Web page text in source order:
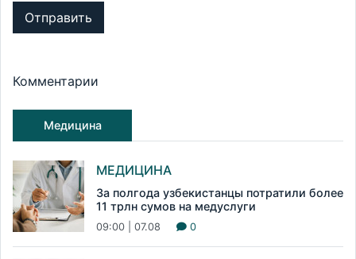
Отправить
Комментарии
Медицина
МЕДИЦИНА
За полгода узбекистанцы потратили более
11 трлн сумов на медуслуги
09:00 | 07.08 0